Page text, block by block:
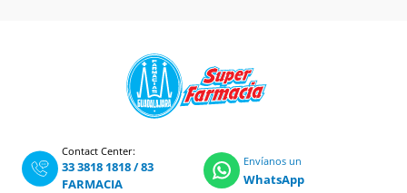
Contact Center:
33 3818 1818/83
FARMACIA
Envíanos un
WhatsApp